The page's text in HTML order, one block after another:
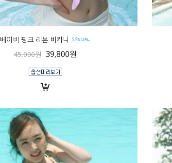
베이비 핑크 리본 비키니
45,000원 39,800원